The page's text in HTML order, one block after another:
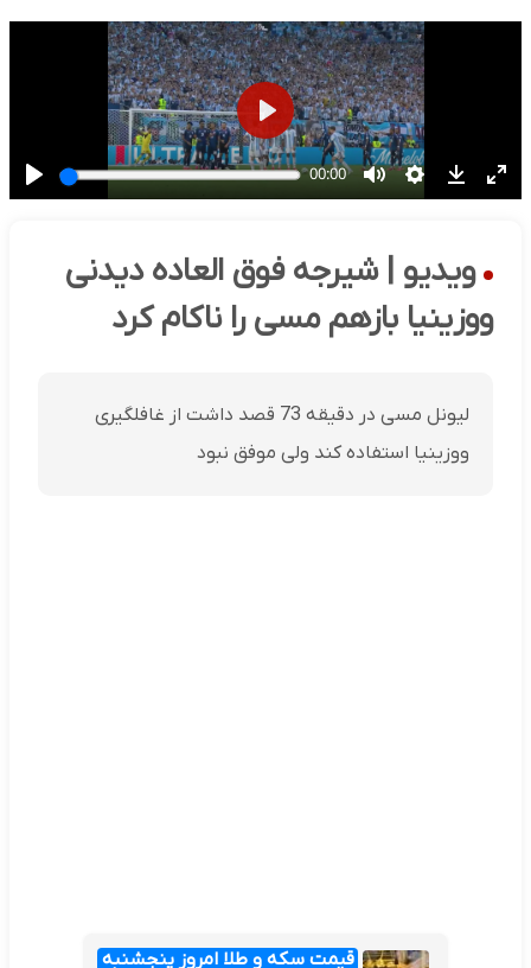
ویدیو | شیرجه فوق العاده دیدنی
ووزینیا بازهم مسی را ناکام کرد
لیونل مسی در دقیقه 73 قصد داشت از غافلگیری
ووزینیا استفاده کند ولی موفق نبود
قیمت سکه و طلا امروز پنجشنبه